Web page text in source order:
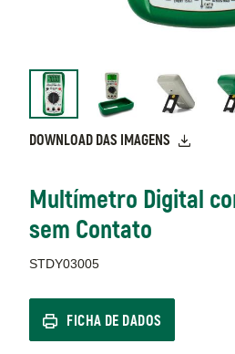
DOWNLOAD DAS IMAGENS
Multímetro Digital
sem Contato
STDY03005
FICHA DE DADOS